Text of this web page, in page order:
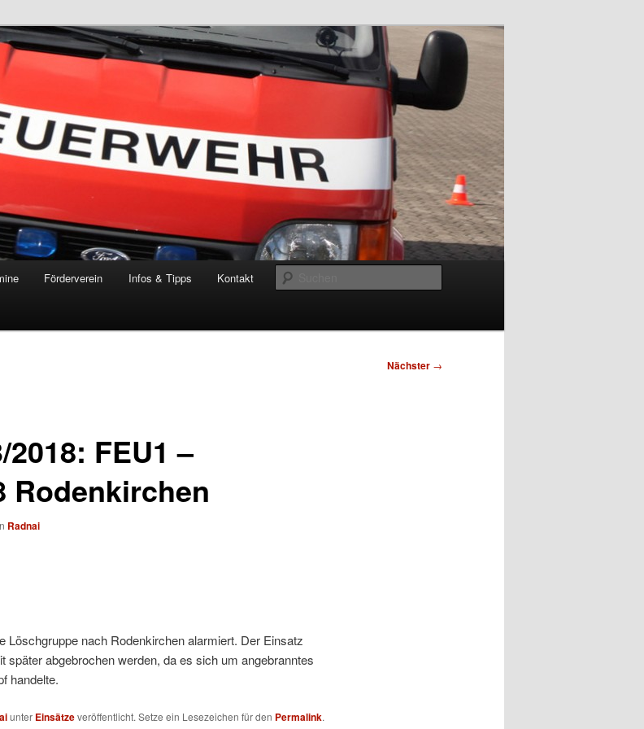
Förderverein Infos & Tipps Kontakt
Nächster →
FEU1 –
Rodenkirchen
Radnai
Löschgruppe nach Rodenkirchen alarmiert. Der Einsatz
später abgebrochen werden, da es sich um angebranntes
handelte.
unter Einsätzeveröffentlicht. Setze ein Lesezeichen für den Permalink.